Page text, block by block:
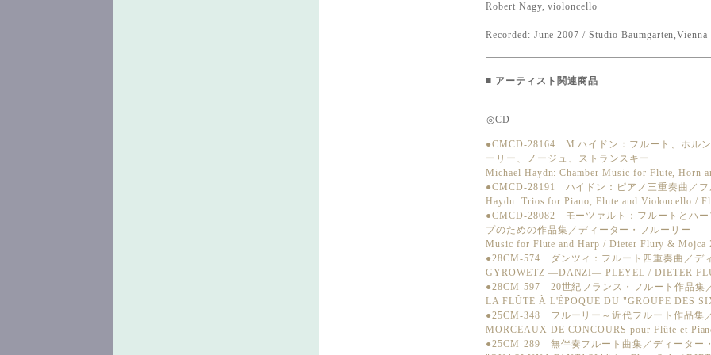
Robert Nagy, violoncello
Recorded: June 2007 / Studio Baumgarten,Vienna
■ アーティスト関連商品
◎CD
●CMCD-28164 M.ハイドン：フルート、ホル
ーリー、ノージュ、ストランスキー
Michael Haydn: Chamber Music for Flute, Horn
●CMCD-28191 ハイドン：ピアノ三重奏曲／
Haydn: Trios for Piano, Flute and Violoncello /
●CMCD-28082 モーツァルト：フルートとハ
プのための作品集／ディーター・フルーリー
Music for Flute and Harp / Dieter Flury & Mojca
●28CM-574 ダンツィ：フルート四重奏曲／デ
GYROWETZ ―DANZI― PLEYEL / DIETER
●28CM-597 20世紀フランス・フルート作品集
LA FLÛTE À L'ÉPOQUE DU "GROUPE DES
●25CM-348 フルーリー～近代フルート作品集
MORCEAUX DE CONCOURS pour Flûte et
●25CM-289 無伴奏フルート曲集／ディーター